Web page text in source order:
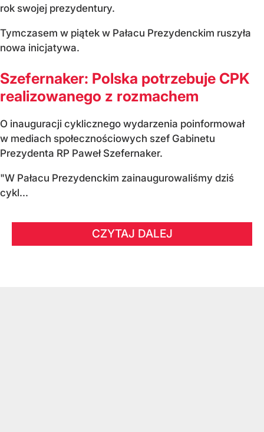
rok swojej prezydentury.
Tymczasem w piątek w Pałacu Prezydenckim ruszyła
nowa inicjatywa.
Szefernaker: Polska potrzebuje CPK
realizowanego z rozmachem
O inauguracji cyklicznego wydarzenia poinformował
w mediach społecznościowych szef Gabinetu
Prezydenta RP Paweł Szefernaker.
"W Pałacu Prezydenckim zainaugurowaliśmy dziś
cykl...
CZYTAJ DALEJ